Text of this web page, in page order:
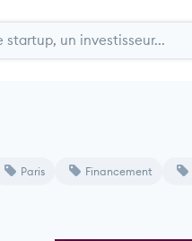
Paris Financement